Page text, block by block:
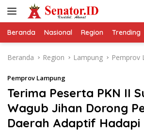
Beranda Nasional Region Trending
Beranda Region Lampung Pemprov
Pemprov Lampung
Terima Peserta PKN II
Wagub Jihan Dorong
Daerah Adaptif Hadapi